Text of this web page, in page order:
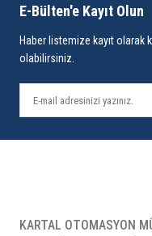
E-Bülten'e Kayıt Olun
Haber listemize kayıt olarak
olabilirsiniz.
KARTAL OTOMASYON